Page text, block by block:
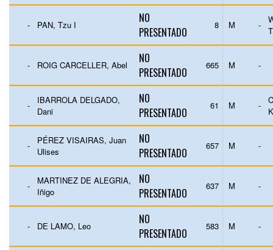
- PAN, Tzu I
NO
PRESENTADO
8 M -
- ROIG CARCELLER, Abel
NO
PRESENTADO
665 M -
-
IBARROLA DELGADO,
Dani
NO
PRESENTADO
61 M -
-
PÉREZ VISAIRAS, Juan
Ulises
NO
PRESENTADO
657 M -
-
MARTINEZ DE ALEGRIA,
Iñigo
NO
PRESENTADO
637 M -
- DE LAMO, Leo
NO
PRESENTADO
583 M -